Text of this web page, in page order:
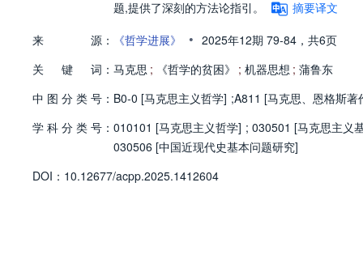
题,提供了深刻的方法论指引。
摘要译文
来
源： 《哲学进展》 • 2025年12期 79-84， 共6页
关
键 词： 马克思 ; 《哲学的贫困》 ; 机器思想 ; 蒲鲁东
中 图 分 类 号： B0-0 [马克思主义哲学] ;A811 [马克思、恩格斯著
学 科 分 类 号： 010101 [马克思主义哲学] ; 030501 [马克思主义
030506 [中国近现代史基本问题研究]
DOI： 10.12677/acpp.2025.1412604